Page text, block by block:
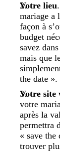
Votre lieu
mariage a
façon à
budget
savez
mais que
the date ».
Votre site
votre
après la
permettra
« save the
trouver